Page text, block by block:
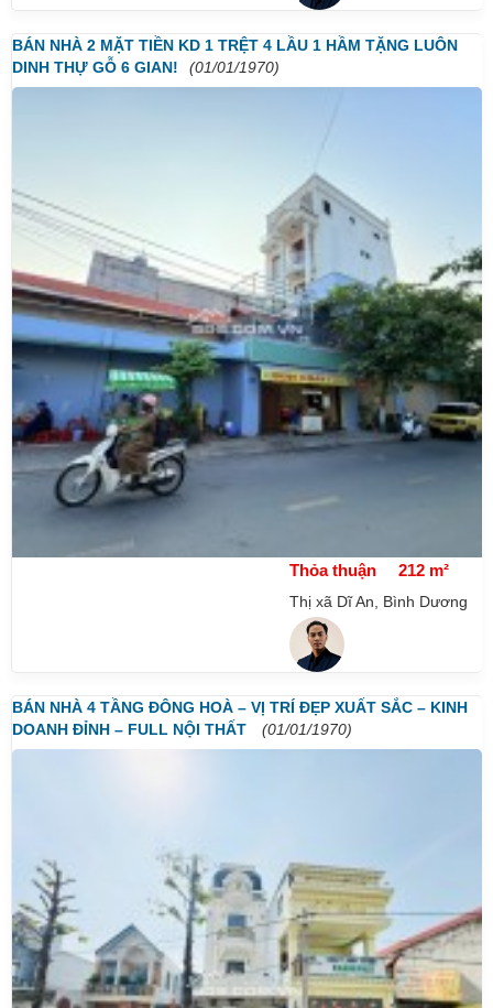
BÁN NHÀ 2 MẶT TIỀN KD 1 TRỆT 4 LẦU 1 HẦM TẶNG LUÔN
DINH THỰ GỖ 6 GIAN!
(01/01/1970)
Thỏa thuận 212 m²
Thị xã Dĩ An, Bình Dương
BÁN NHÀ 4 TẦNG ĐÔNG HOÀ – VỊ TRÍ ĐẸP XUẤT SẮC – KINH
DOANH ĐỈNH – FULL NỘI THẤT
(01/01/1970)